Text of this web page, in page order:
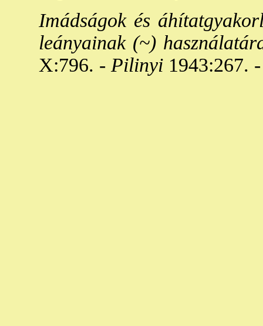
Imádságok és
leányainak (~)
X:796. - Pilinyi 1943:267. -